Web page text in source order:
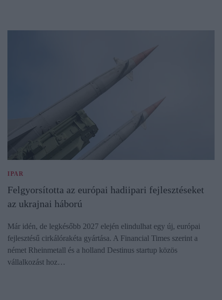
IPAR
Felgyorsította az európai hadiipari fejlesztéseket
az ukrajnai háború
Már idén, de legkésőbb 2027 elején elindulhat egy új, európai
fejlesztésű cirkálórakéta gyártása. A Financial Times szerint a
német Rheinmetall és a holland Destinus startup közös
vállalkozást hoz…